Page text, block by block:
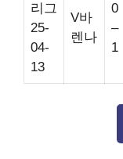
리그
25-
04-
13
V바
렌나
0
–
1